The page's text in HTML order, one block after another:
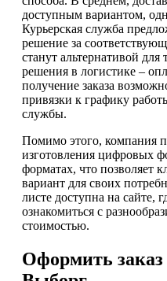
доступным вариантом,
Курьерская служба
решение за
станут альтернативой
решения в логистике –
получение заказа
привязки к графику
службы.
Помимо этого, компания
изготовления цифровых
форматах, что позволяет
вариант для своих
листе доступна на сайте,
ознакомиться с
стоимостью.
Оформить заказ